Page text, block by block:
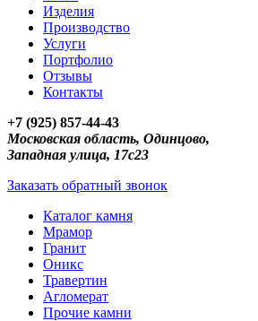
Изделия
Производство
Услуги
Портфолио
Отзывы
Контакты
+7 (925) 857-44-43
Московская область, Одинцово,
Западная улица, 17с23
Заказать обратный звонок
Каталог камня
Мрамор
Гранит
Оникс
Травертин
Агломерат
Прочие камни